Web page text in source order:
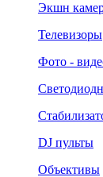
Экшн
Телевизоры
Фото -
DJ пульты
Объективы